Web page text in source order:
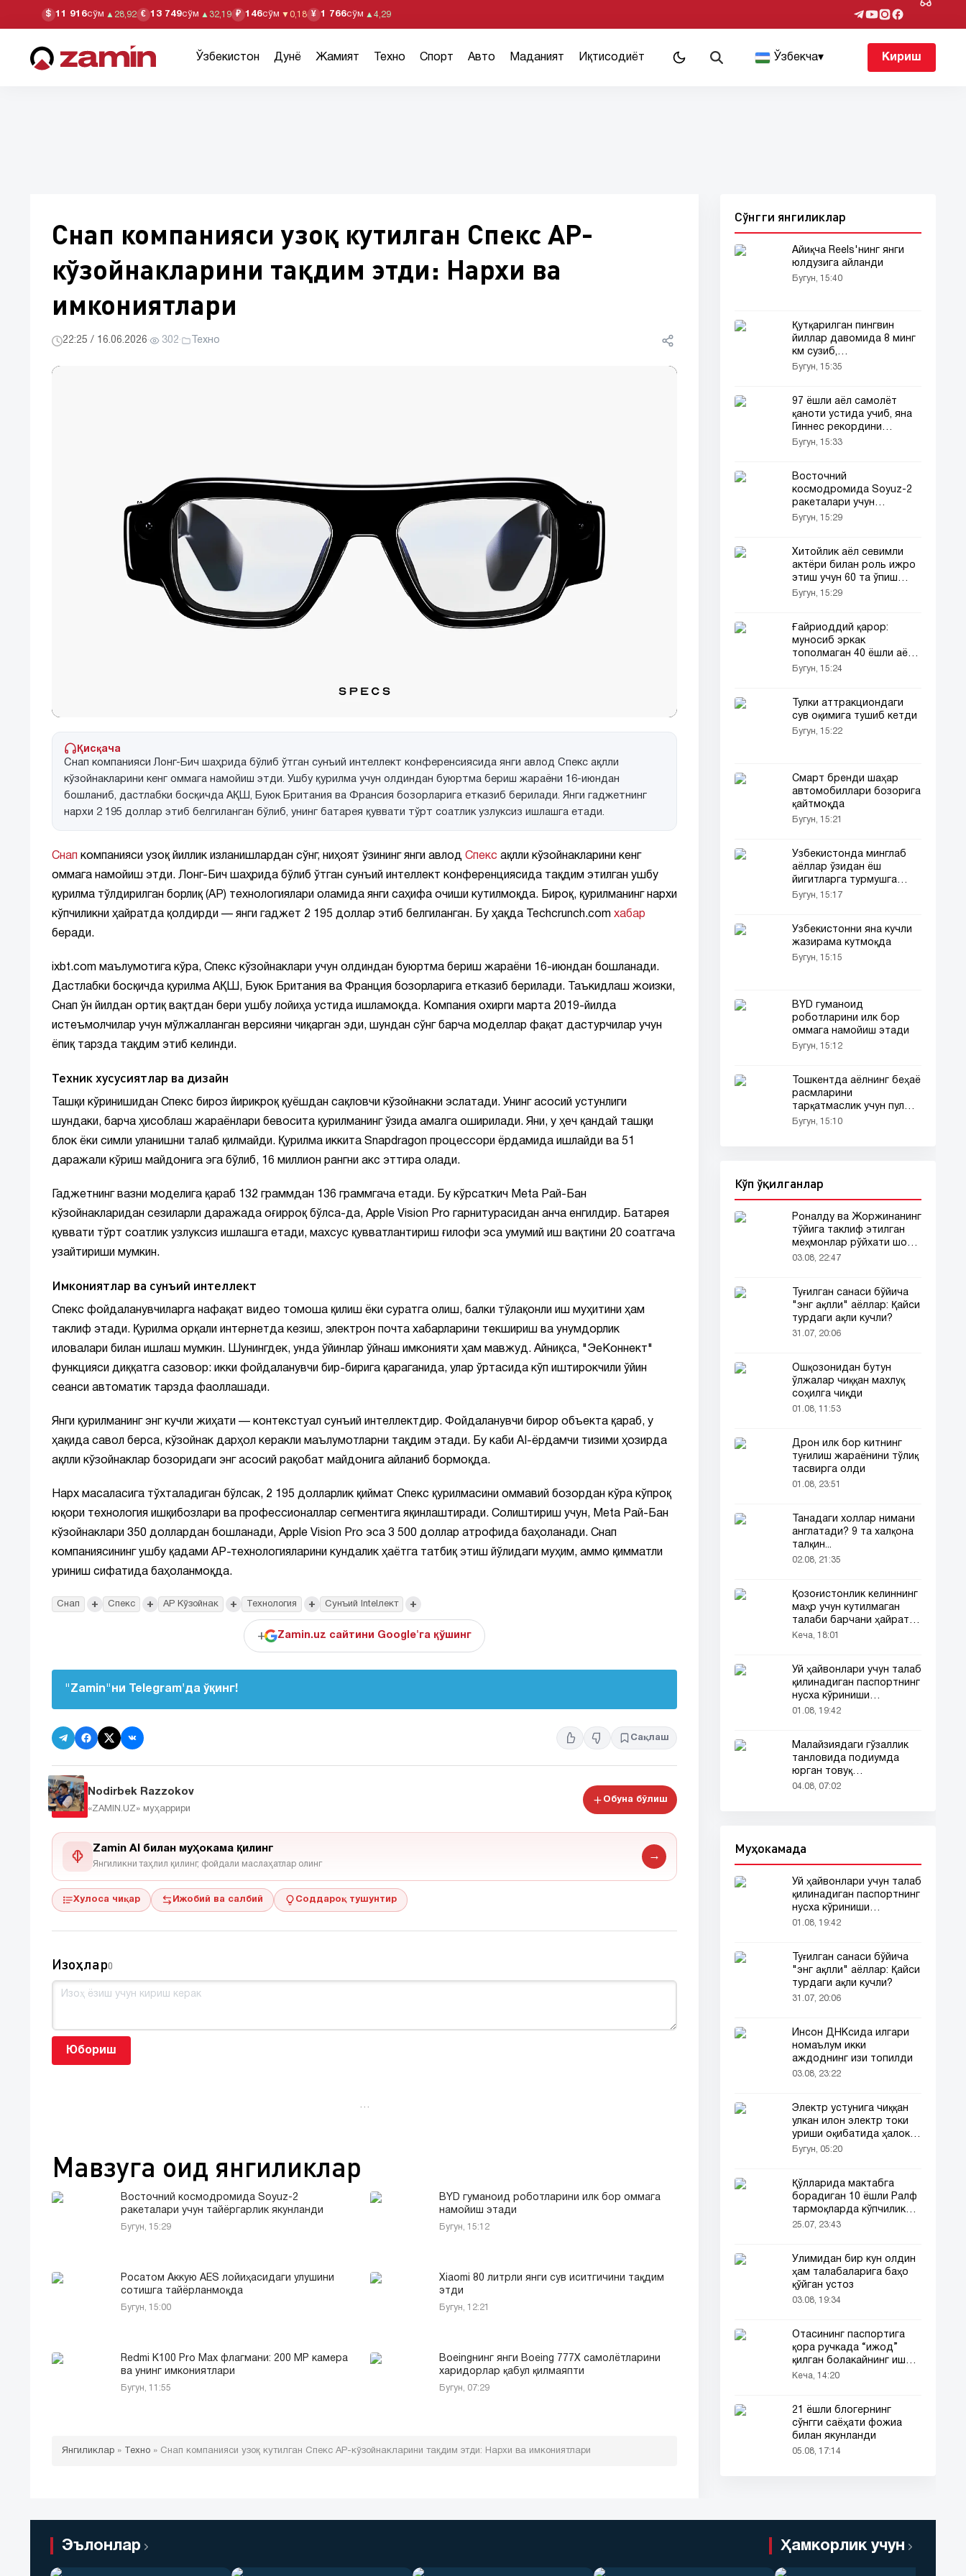
$ 11 916сўм ▲ 28,92 € 13 749сўм ▲ 32,19 ₽ 146сўм ▼ 0,18 ¥ 1 766сўм ▲ 4,29
Ўзбекистон Дунё Жамият Техно Спорт Авто Маданият Иқтисодиёт Ўзбекча▾ Кириш
Снап компанияси узоқ кутилган Спекс АР-
кўзойнакларини тақдим этди: Нархи ва
имкониятлари
22:25 / 16.06.2026· 302· Техно
Қисқача
Снап компанияси Лонг-Бич шаҳрида бўлиб ўтган сунъий интеллект конференсиясида янги авлод Спекс ақлли
кўзойнакларини кенг оммага намойиш этди. Ушбу қурилма учун олдиндан буюртма бериш жараёни 16-июндан
бошланиб, дастлабки босқичда АҚШ, Буюк Британия ва Франсия бозорларига етказиб берилади. Янги гаджетнинг
нархи 2 195 доллар этиб белгиланган бўлиб, унинг батарея қуввати тўрт соатлик узлуксиз ишлашга етади.
Снап компанияси узоқ йиллик изланишлардан сўнг, ниҳоят ўзининг янги авлод Спекс ақлли кўзойнакларини кенг
оммага намойиш этди. Лонг-Бич шаҳрида бўлиб ўтган сунъий интеллект конференциясида тақдим этилган ушбу
қурилма тўлдирилган борлиқ (АР) технологиялари оламида янги саҳифа очиши кутилмоқда. Бироқ, қурилманинг нархи
кўпчиликни ҳайратда қолдирди — янги гаджет 2 195 доллар этиб белгиланган. Бу ҳақда Techcrunch.com хабар
беради.
ixbt.com маълумотига кўра, Спекс кўзойнаклари учун олдиндан буюртма бериш жараёни 16-июндан бошланади.
Дастлабки босқичда қурилма АҚШ, Буюк Британия ва Франция бозорларига етказиб берилади. Таъкидлаш жоизки,
Снап ўн йилдан ортиқ вақтдан бери ушбу лойиҳа устида ишламоқда. Компания охирги марта 2019-йилда
истеъмолчилар учун мўлжалланган версияни чиқарган эди, шундан сўнг барча моделлар фақат дастурчилар учун
ёпиқ тарзда тақдим этиб келинди.
Техник хусусиятлар ва дизайн
Ташқи кўринишидан Спекс бироз йирикроқ қуёшдан сақловчи кўзойнакни эслатади. Унинг асосий устунлиги
шундаки, барча ҳисоблаш жараёнлари бевосита қурилманинг ўзида амалга оширилади. Яни, у ҳеч қандай ташқи
блок ёки симли уланишни талаб қилмайди. Қурилма иккита Snapdragon процессори ёрдамида ишлайди ва 51
даражали кўриш майдонига эга бўлиб, 16 миллион рангни акс эттира олади.
Гаджетнинг вазни моделига қараб 132 граммдан 136 граммгача етади. Бу кўрсаткич Meta Рай-Бан
кўзойнакларидан сезиларли даражада оғирроқ бўлса-да, Apple Vision Pro гарнитурасидан анча енгилдир. Батарея
қуввати тўрт соатлик узлуксиз ишлашга етади, махсус қувватлантириш ғилофи эса умумий иш вақтини 20 соатгача
узайтириши мумкин.
Имкониятлар ва сунъий интеллект
Спекс фойдаланувчиларга нафақат видео томоша қилиш ёки суратга олиш, балки тўлақонли иш муҳитини ҳам
таклиф этади. Қурилма орқали интернетда кезиш, электрон почта хабарларини текшириш ва унумдорлик
иловалари билан ишлаш мумкин. Шунингдек, унда ўйинлар ўйнаш имконияти ҳам мавжуд. Айниқса, "ЭеКоннект"
функцияси диққатга сазовор: икки фойдаланувчи бир-бирига қараганида, улар ўртасида кўп иштирокчили ўйин
сеанси автоматик тарзда фаоллашади.
Янги қурилманинг энг кучли жиҳати — контекстуал сунъий интеллектдир. Фойдаланувчи бирор объекта қараб, у
ҳақида савол берса, кўзойнак дарҳол керакли маълумотларни тақдим этади. Бу каби AI-ёрдамчи тизими ҳозирда
ақлли кўзойнаклар бозоридаги энг асосий рақобат майдонига айланиб бормоқда.
Нарх масаласига тўхталадиган бўлсак, 2 195 долларлик қиймат Спекс қурилмасини оммавий бозордан кўра кўпроқ
юқори технология ишқибозлари ва профессионаллар сегментига яқинлаштиради. Солиштириш учун, Meta Рай-Бан
кўзойнаклари 350 доллардан бошланади, Apple Vision Pro эса 3 500 доллар атрофида баҳоланади. Снап
компаниясининг ушбу қадами АР-технологияларини кундалик ҳаётга татбиқ этиш йўлидаги муҳим, аммо қимматли
уриниш сифатида баҳоланмоқда.
Снап + Спекс + АР Кўзойнак + Технология + Сунъий Intelлект +
+ Zamin.uz сайтини Google'га қўшинг
"Zamin"ни Telegram'да ўқинг!
Сақлаш
Nodirbek Razzokov
«ZAMIN.UZ» муҳаррири
Обуна бўлиш
Zamin AI билан муҳокама қилинг
Янгиликни таҳлил қилинг, фойдали маслаҳатлар олинг
→
Хулоса чиқар Ижобий ва салбий Соддароқ тушунтир
Изоҳлар0
Юбориш
…
Мавзуга оид янгиликлар
Восточний космодромида Soyuz-2
ракеталари учун тайёргарлик якунланди
Бугун, 15:29
BYD гуманоид роботларини илк бор оммага
намойиш этади
Бугун, 15:12
Росатом Аккую AES лойиҳасидаги улушини
сотишга тайёрланмоқда
Бугун, 15:00
Xiaomi 80 литрли янги сув иситгичини тақдим
этди
Бугун, 12:21
Redmi K100 Pro Max флагмани: 200 MP камера
ва унинг имкониятлари
Бугун, 11:55
Boeingнинг янги Boeing 777X самолётларини
харидорлар қабул қилмаяпти
Бугун, 07:29
Янгиликлар » Техно » Снап компанияси узоқ кутилган Спекс АР-кўзойнакларини тақдим этди: Нархи ва имкониятлари
Сўнгги янгиликлар
Айиқча Reels'нинг янги
юлдузига айланди
Бугун, 15:40
Қутқарилган пингвин
йиллар давомида 8 минг
км сузиб,
қутқарувчисининг олдига
Бугун, 15:35
97 ёшли аёл самолёт
қаноти устида учиб, яна
Гиннес рекордини
янгилади
Бугун, 15:33
Восточний
космодромида Soyuz-2
ракеталари учун
тайёргарлик якунланди
Бугун, 15:29
Хитойлик аёл севимли
актёри билан роль ижро
этиш учун 60 та ўпиш
саҳнасини қўшиб,
Бугун, 15:29
Ғайриоддий қарор:
муносиб эркак
тополмаган 40 ёшли аёл
ўзи билан ўзи никоҳ қурди
Бугун, 15:24
Тулки аттракциондаги
сув оқимига тушиб кетди
Бугун, 15:22
Смарт бренди шаҳар
автомобиллари бозорига
қайтмоқда
Бугун, 15:21
Ўзбекистонда минглаб
аёллар ўзидан ёш
йигитларга турмушга
чиққан
Бугун, 15:17
Ўзбекистонни яна кучли
жазирама кутмоқда
Бугун, 15:15
BYD гуманоид
роботларини илк бор
оммага намойиш этади
Бугун, 15:12
Тошкентда аёлнинг беҳаё
расмларини
тарқатмаслик учун пул
талаб қилган шахс
Бугун, 15:10
Кўп ўқилганлар
Роналду ва Жоржинанинг
тўйига таклиф этилган
меҳмонлар рўйхати шов-
шувда
03.08, 22:47
Туғилган санаси бўйича
"энг ақлли" аёллар: Қайси
турдаги ақли кучли?
31.07, 20:06
Ошқозонидан бутун
ўлжалар чиққан махлуқ
соҳилга чиқди
01.08, 11:53
Дрон илк бор китнинг
туғилиш жараёнини тўлиқ
тасвирга олди
01.08, 23:51
Танадаги холлар нимани
англатади? 9 та халқона
талқин...
02.08, 21:35
Қозоғистонлик келиннинг
маҳр учун кутилмаган
талаби барчани ҳайратга
солди
Кеча, 18:01
Уй ҳайвонлари учун талаб
қилинадиган паспортнинг
нусха кўриниши
тармоқларда тарқалди
01.08, 19:42
Малайзиядаги гўзаллик
танловида подиумда
юрган товуқ
томошабинлар
04.08, 07:02
Муҳокамада
Уй ҳайвонлари учун талаб
қилинадиган паспортнинг
нусха кўриниши
тармоқларда тарқалди
01.08, 19:42
Туғилган санаси бўйича
"энг ақлли" аёллар: Қайси
турдаги ақли кучли?
31.07, 20:06
Инсон ДНКсида илгари
номаълум икки
аждоднинг изи топилди
03.08, 23:22
Электр устунига чиққан
улкан илон электр токи
уриши оқибатида ҳалок
бўлди
Бугун, 05:20
Қўлларида мактабга
борадиган 10 ёшли Ралф
тармоқларда кўпчиликни
таъсирлантирди
25.07, 23:43
Ўлимидан бир кун олдин
ҳам талабаларига баҳо
қўйган устоз
03.08, 19:34
Отасининг паспортига
қора ручкада “ижод”
қилган болакайнинг иши
барчанинг диққатини
Кеча, 14:20
21 ёшли блогернинг
сўнгги саёҳати фожиа
билан якунланди
05.08, 17:14
Эълонлар Ҳамкорлик учун